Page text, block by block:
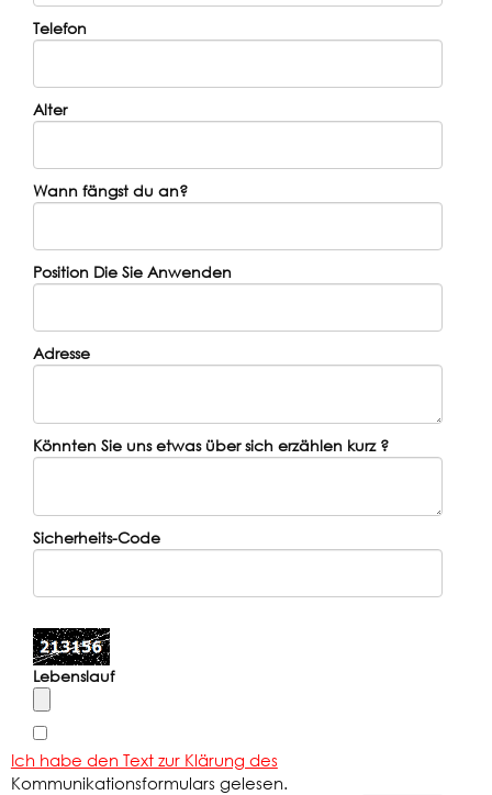
Telefon
Alter
Wann fängst du an?
Position Die Sie Anwenden
Adresse
Könnten Sie uns etwas über sich erzählen kurz ?
Sicherheits-Code
Lebenslauf
Ich habe den Text zur Klärung des
Kommunikationsformulars gelesen.